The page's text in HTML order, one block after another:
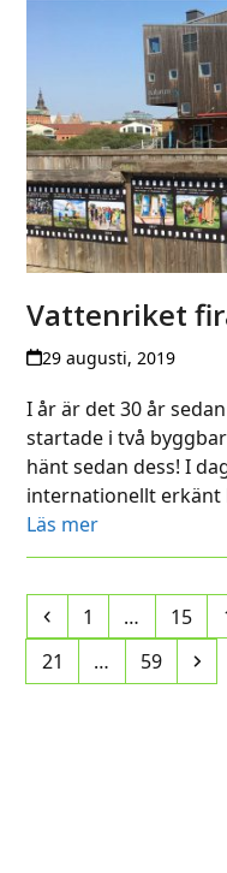
Vattenriket
29 augusti, 2019
I år är det 30 år
startade i två
hänt sedan dess! I
internationellt
Läs mer
Previous
Page
1 … Page
15
Page
21 … Page
59